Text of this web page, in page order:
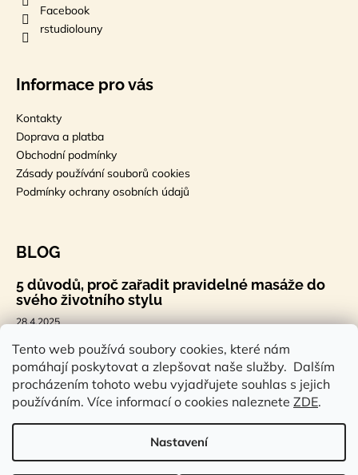
Tento web používá soubory cookies, které nám
pomáhají poskytovat a zlepšovat naše služby. Dalším
procházením tohoto webu vyjadřujete souhlas s jejich
používáním. Více informací o cookies naleznete ZDE.
Nastavení
Facebook
rstudiolouny
Informace pro vás
Kontakty
Doprava a platba
Obchodní podmínky
Zásady používání souborů cookies
Podmínky ochrany osobních údajů
BLOG
5 důvodů, proč zařadit pravidelné masáže do
svého životního stylu
28.4.2025
🐣 Velikonoční styl, který tě bude bavit
7.4.2025
Sauna a saunová terapie: Cesta ke zdraví a
pohodě
14.2.2025